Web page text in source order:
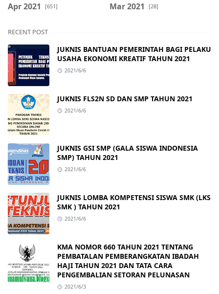
Apr 2021 [651] Mar 2021 [28]
RECENT POST
JUKNIS BANTUAN PEMERINTAH BAGI PELAKU
USAHA EKONOMI KREATIF TAHUN 2021
2021/6/6
JUKNIS FLS2N SD DAN SMP TAHUN 2021
2021/6/6
JUKNIS GSI SMP (GALA SISWA INDONESIA
SMP) TAHUN 2021
2021/6/6
JUKNIS LOMBA KOMPETENSI SISWA SMK (LKS
SMK ) TAHUN 2021
2021/6/6
KMA NOMOR 660 TAHUN 2021 TENTANG
PEMBATALAN PEMBERANGKATAN IBADAH
HAJI TAHUN 2021 DAN TATA CARA
PENGEMBALIAN SETORAN PELUNASAN
2021/6/3